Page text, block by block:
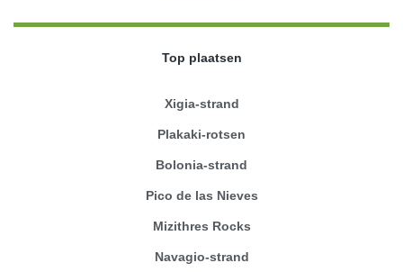
Top plaatsen
Xigia-strand
Plakaki-rotsen
Bolonia-strand
Pico de las Nieves
Mizithres Rocks
Navagio-strand